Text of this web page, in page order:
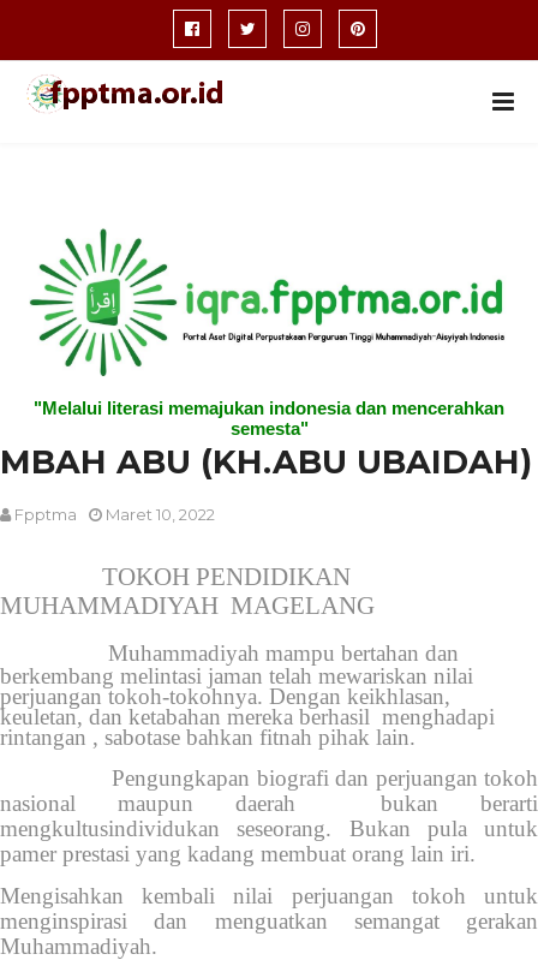
"Melalui literasi memajukan indonesia dan mencerahkan
semesta"
MBAH ABU (KH.ABU UBAIDAH)
Fpptma Maret 10, 2022
TOKOH PENDIDIKAN
MUHAMMADIYAH MAGELANG
Muhammadiyah mampu bertahan dan
berkembang melintasi jaman telah mewariskan nilai
perjuangan tokoh-tokohnya. Dengan keikhlasan,
keuletan, dan ketabahan mereka berhasil menghadapi
rintangan , sabotase bahkan fitnah pihak lain.
Pengungkapan biografi dan perjuangan tokoh
nasional maupun daerah bukan berarti
mengkultusindividukan seseorang. Bukan pula untuk
pamer prestasi yang kadang membuat orang lain iri.
Mengisahkan kembali nilai perjuangan tokoh untuk
menginspirasi dan menguatkan semangat gerakan
Muhammadiyah.